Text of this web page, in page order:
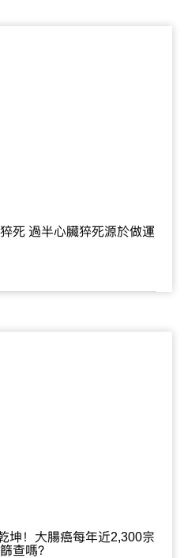
死 過半心臟猝死源於做運
坤！大腸癌每年近2,300宗
查嗎？